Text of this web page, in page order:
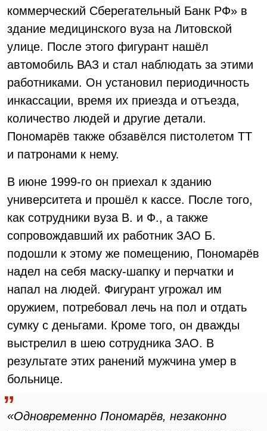
коммерческий Сберегательный Банк РФ» в
здание медицинского вуза на Литовской
улице. После этого фигурант нашёл
автомобиль ВАЗ и стал наблюдать за этими
работниками. Он установил периодичность
инкассации, время их приезда и отъезда,
количество людей и другие детали.
Пономарёв также обзавёлся пистолетом ТТ
и патронами к нему.
В июне 1999-го он приехал к зданию
университета и прошёл к кассе. После того,
как сотрудники вуза В. и Ф., а также
сопровождавший их работник ЗАО Б.
подошли к этому же помещению, Пономарёв
надел на себя маску-шапку и перчатки и
напал на людей. Фигурант угрожал им
оружием, потребовал лечь на пол и отдать
сумку с деньгами. Кроме того, он дважды
выстрелил в шею сотрудника ЗАО. В
результате этих ранений мужчина умер в
больнице.
«Одновременно Пономарёв, незаконно